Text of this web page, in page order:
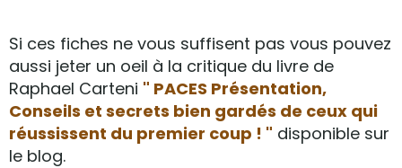
Si ces fiches ne vous suffisent pas vous pouvez
aussi jeter un oeil à la critique du livre de
Raphael Carteni " PACES Présentation,
Conseils et secrets bien gardés de ceux qui
réussissent du premier coup ! " disponible sur
le blog.